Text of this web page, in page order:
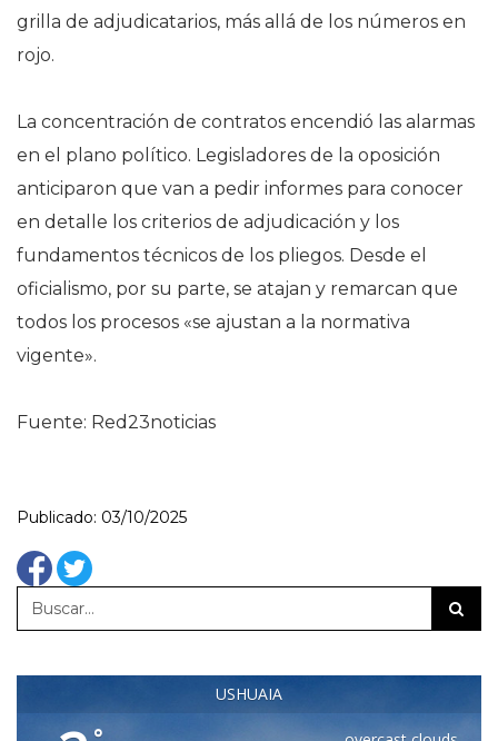
grilla de adjudicatarios, más allá de los números en
rojo.
La concentración de contratos encendió las alarmas
en el plano político. Legisladores de la oposición
anticiparon que van a pedir informes para conocer
en detalle los criterios de adjudicación y los
fundamentos técnicos de los pliegos. Desde el
oficialismo, por su parte, se atajan y remarcan que
todos los procesos «se ajustan a la normativa
vigente».
Fuente: Red23noticias
Publicado: 03/10/2025
USHUAIA